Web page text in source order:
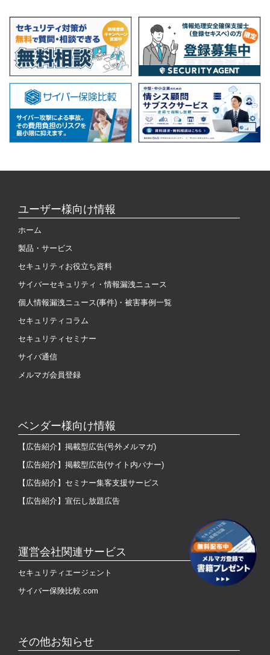
ユーザー様向け情報
ホーム
製品・サービス
セキュリティお役立ち資料
サイバーセキュリティ・情報漏洩ニュース
個人情報漏洩ニュース(事件)・被害事例一覧
セキュリティコラム
セキュリティセミナー
サイバ通信
メルマガ会員登録
ベンダー様向け情報
【広告紹介】掲載型広告(号外メルマガ)
【広告紹介】掲載型広告(サイト内バナー)
【広告紹介】セミナー集客支援サービス
【広告紹介】宣伝し放題広告
運営会社関連サービス
セキュリティエージェント
サイバー保険比較.com
その他お知らせ